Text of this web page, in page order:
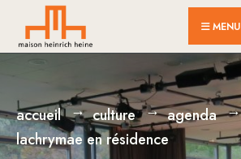
MENU
accueil culture agenda
lachrymae en résidence